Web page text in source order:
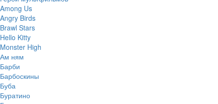
Among Us
Angry Birds
Brawl Stars
Hello Kitty
Monster High
Ам ням
Барби
Барбоскины
Буба
Буратино